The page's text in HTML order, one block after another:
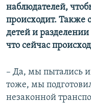
наблюдателей,
происходит. Также
детей и
что сейчас
– Да, мы пытались
тоже, мы
незаконной